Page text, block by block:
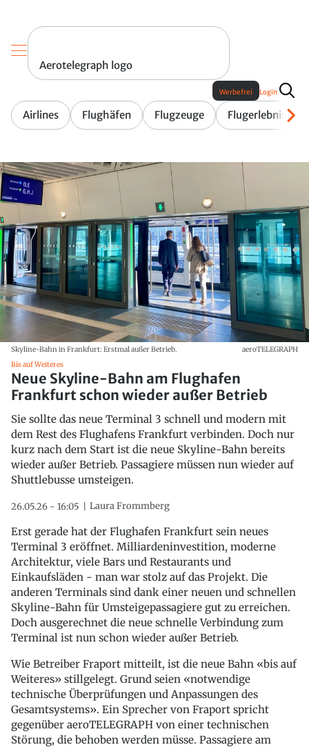
Aerotelegraph logo
Airlines Flughäfen Flugzeuge Flugerlebnis
Werbefrei Login
Skyline-Bahn in Frankfurt: Erstmal außer Betrieb.
aeroTELEGRAPH
Bis auf Weiteres
Neue Skyline-Bahn am Flughafen
Frankfurt schon wieder außer Betrieb
Sie sollte das neue Terminal 3 schnell und modern mit
dem Rest des Flughafens Frankfurt verbinden. Doch nur
kurz nach dem Start ist die neue Skyline-Bahn bereits
wieder außer Betrieb. Passagiere müssen nun wieder auf
Shuttlebusse umsteigen.
26.05.26 - 16:05 Laura Frommberg
Erst gerade hat der Flughafen Frankfurt sein neues
Terminal 3 eröffnet. Milliardeninvestition, moderne
Architektur, viele Bars und Restaurants und
Einkaufsläden - man war stolz auf das Projekt. Die
anderen Terminals sind dank einer neuen und schnellen
Skyline-Bahn für Umsteigepassagiere gut zu erreichen.
Doch ausgerechnet die neue schnelle Verbindung zum
Terminal ist nun schon wieder außer Betrieb.
Wie Betreiber Fraport mitteilt, ist die neue Bahn «bis auf
Weiteres» stillgelegt. Grund seien «notwendige
technische Überprüfungen und Anpassungen des
Gesamtsystems». Ein Sprecher von Fraport spricht
gegenüber aeroTELEGRAPH von einer technischen
Störung, die behoben werden müsse. Passagiere am